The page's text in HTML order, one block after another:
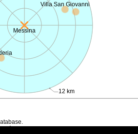
Messina
12 km
Villa San Giovanni